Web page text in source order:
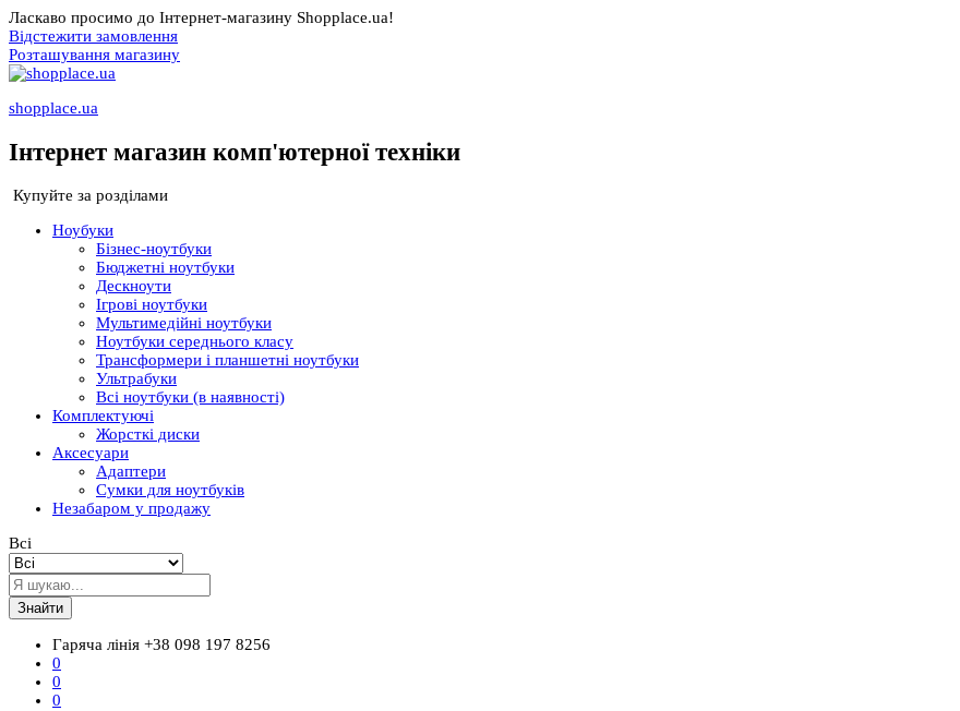
Ласкаво просимо до Інтернет-магазину Shopplace.ua!
Відстежити замовлення
Розташування магазину
shopplace.ua
Інтернет магазин комп'ютерної техніки
Купуйте за розділами
Ноубуки
Бізнес-ноутбуки
Бюджетні ноутбуки
Дескноути
Ігрові ноутбуки
Мультимедійні ноутбуки
Ноутбуки середнього класу
Трансформери і планшетні ноутбуки
Ультрабуки
Всі ноутбуки (в наявності)
Комплектуючі
Жорсткі диски
Аксесуари
Адаптери
Сумки для ноутбуків
Незабаром у продажу
Всі
Знайти
Гаряча лінія +38 098 197 8256
0
0
0